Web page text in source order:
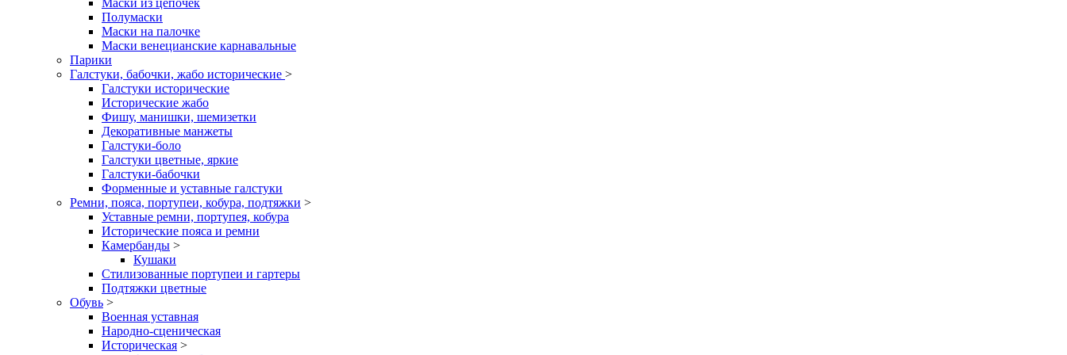
Маски из цепочек
Полумаски
Маски на палочке
Маски венецианские карнавальные
Парики
Галстуки, бабочки, жабо исторические >
Галстуки исторические
Исторические жабо
Фишу, манишки, шемизетки
Декоративные манжеты
Галстуки-боло
Галстуки цветные, яркие
Галстуки-бабочки
Форменные и уставные галстуки
Ремни, пояса, портупеи, кобура, подтяжки >
Уставные ремни, портупея, кобура
Исторические пояса и ремни
Камербанды >
Кушаки
Стилизованные портупеи и гартеры
Подтяжки цветные
Обувь >
Военная уставная
Народно-сценическая
Историческая >